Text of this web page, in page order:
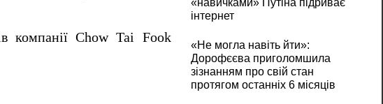
компанії Chow Tai Fook
«навичками» Путіна підриває
інтернет
«Не могла навіть йти»:
Дорофєєва приголомшила
зізнанням про свій стан
протягом останніх 6 місяців